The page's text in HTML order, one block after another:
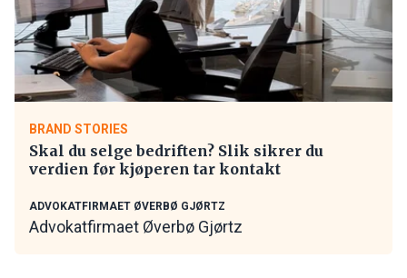
BRAND STORIES
Skal du selge bedriften? Slik sikrer du
verdien før kjøperen tar kontakt
ADVOKATFIRMAET ØVERBØ GJØRTZ
Advokatfirmaet Øverbø Gjørtz